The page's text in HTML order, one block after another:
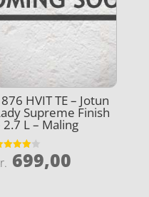
HVIT TE – Jotun
Supreme Finish
2.7 L – Maling
699,00